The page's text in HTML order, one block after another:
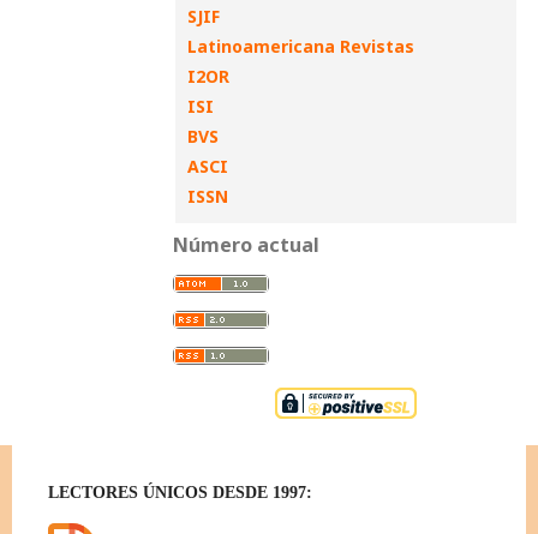
SJIF
Latinoamericana Revistas
I2OR
ISI
BVS
ASCI
ISSN
Número actual
LECTORES ÚNICOS DESDE 1997: